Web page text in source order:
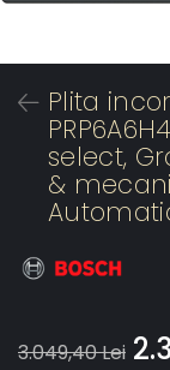
Plita
select,
&
3.049,40 Lei